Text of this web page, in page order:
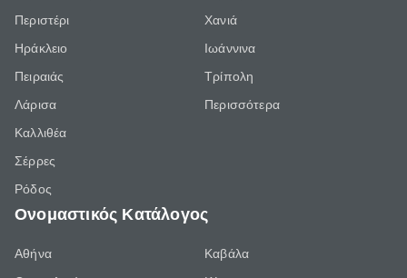
Περιστέρι
Ηράκλειο
Πειραιάς
Λάρισα
Καλλιθέα
Σέρρες
Ρόδος
Χανιά
Ιωάννινα
Τρίπολη
Περισσότερα
Ονομαστικός Κατάλογος
Αθήνα
Καβάλα